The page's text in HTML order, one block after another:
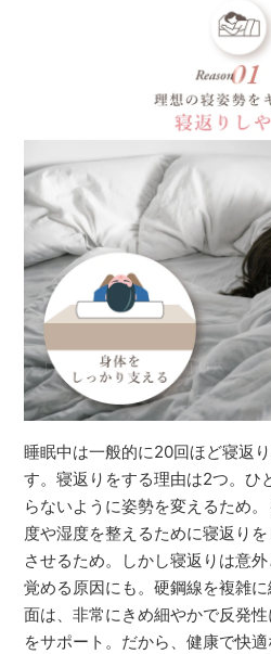
睡眠中は一般的に20回ほど寝返
す。寝返りをする理由は2つ。ひ
らないように姿勢を変えるため
度や湿度を整えるために寝返り
させるため。しかし寝返りは意
覚める原因にも。硬鋼線を複雑
面は、非常にきめ細やかで反発
をサポート。だから、健康で快